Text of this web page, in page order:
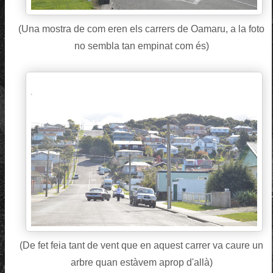
(Una mostra de com eren els carrers de Oamaru, a la foto
no sembla tan empinat com és)
(De fet feia tant de vent que en aquest carrer va caure un
arbre quan estàvem aprop d'allà)